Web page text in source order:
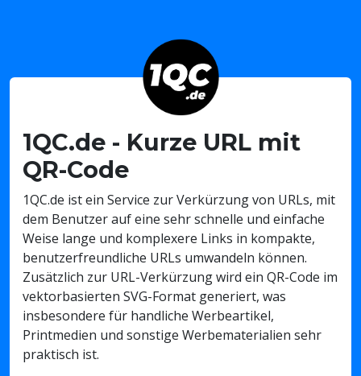
1QC.de - Kurze URL mit
QR-Code
1QC.de ist ein Service zur Verkürzung von URLs, mit
dem Benutzer auf eine sehr schnelle und einfache
Weise lange und komplexere Links in kompakte,
benutzerfreundliche URLs umwandeln können.
Zusätzlich zur URL-Verkürzung wird ein QR-Code im
vektorbasierten SVG-Format generiert, was
insbesondere für handliche Werbeartikel,
Printmedien und sonstige Werbematerialien sehr
praktisch ist.